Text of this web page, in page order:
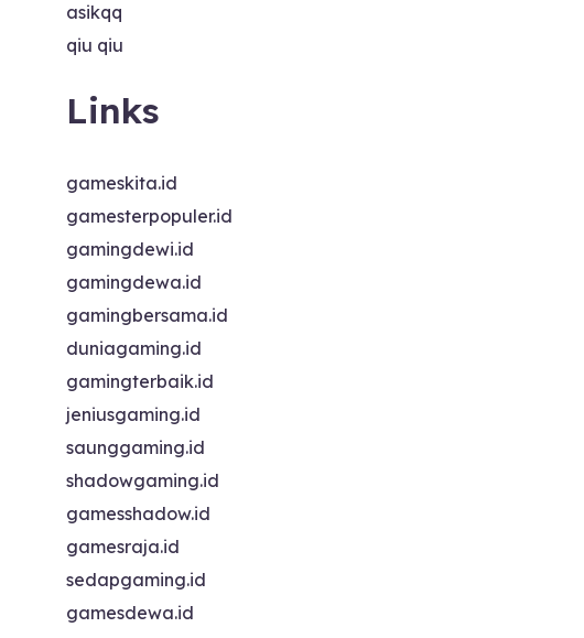
asikqq
qiu qiu
Links
gameskita.id
gamesterpopuler.id
gamingdewi.id
gamingdewa.id
gamingbersama.id
duniagaming.id
gamingterbaik.id
jeniusgaming.id
saunggaming.id
shadowgaming.id
gamesshadow.id
gamesraja.id
sedapgaming.id
gamesdewa.id